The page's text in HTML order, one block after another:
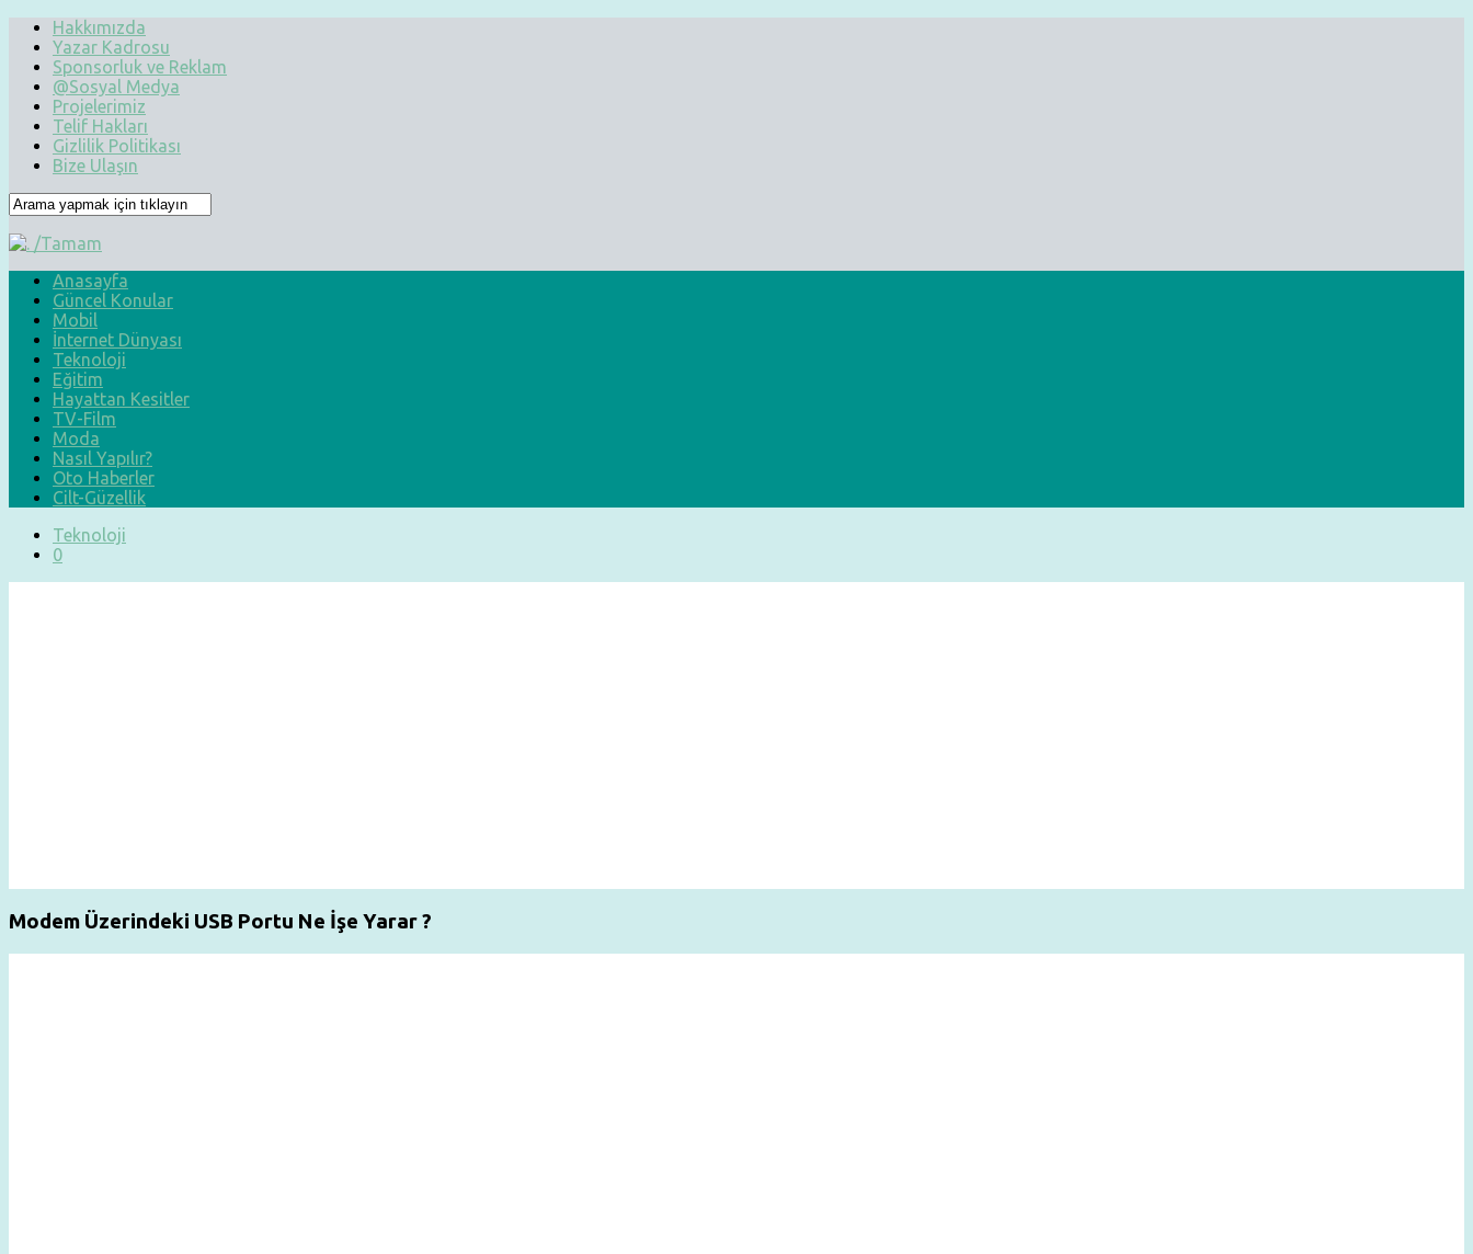
Hakkımızda
Yazar Kadrosu
Sponsorluk ve Reklam
@Sosyal Medya
Projelerimiz
Telif Hakları
Gizlilik Politikası
Bize Ulaşın
Anasayfa
Güncel Konular
Mobil
İnternet Dünyası
Teknoloji
Eğitim
Hayattan Kesitler
TV-Film
Moda
Nasıl Yapılır?
Oto Haberler
Cilt-Güzellik
Teknoloji
0
Modem Üzerindeki USB Portu Ne İşe Yarar ?